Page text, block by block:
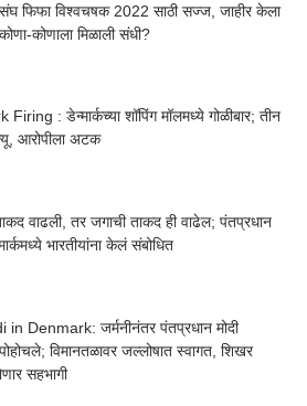
संघ फिफा विश्वचषक 2022 साठी सज्ज, जाहीर केला
कोणाला मिळाली संधी?
: डेन्मार्कच्या शॉपिंग मॉलमध्ये गोळीबार; तीन
आरोपीला अटक
वाढली, तर जगाची ताकद ही वाढेल; पंतप्रधान
भारतीयांना केलं संबोधित
in Denmark: जर्मनीनंतर पंतप्रधान मोदी
पोहोचले; विमानतळावर जल्लोषात स्वागत, शिखर
सहभागी